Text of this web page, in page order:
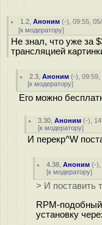
1.2 ,Аноним (-), 09:55,
[к модератору]
Не знал, что уже за
трансляцией
2.3 ,Аноним (-), 09:59,
[к модератору]
Его можно
3.30 ,Аноним (-),
[к модератору]
И перекр^W
4.38 ,Аноним (-),
[к модератору]
> И поставить
RPM-
установку